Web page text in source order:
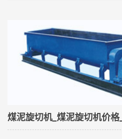
煤泥旋切机_煤泥旋切机价